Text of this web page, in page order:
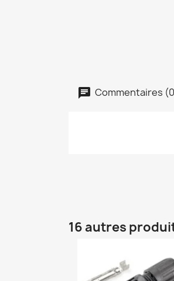
Commentaires
16 autres